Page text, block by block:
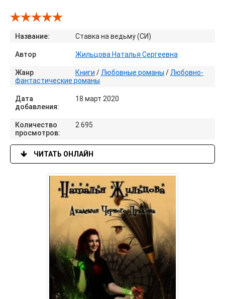
Название: Ставка на ведьму (СИ)
Автор Жильцова Наталья Сергеевна
Жанр Книги / Любовные романы / Любовно-
фантастические романы
Дата
добавления:
18 март 2020
Количество
просмотров:
2 695
ЧИТАТЬ ОНЛАЙН